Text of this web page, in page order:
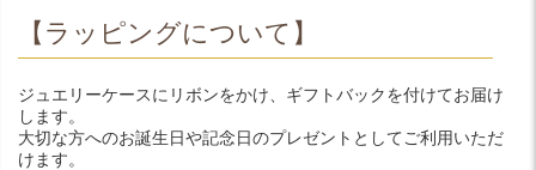
【ラッピングについて】
ジュエリーケースにリボンをかけ、ギフトバックを付けてお届け
します。
大切な方へのお誕生日や記念日のプレゼントとしてご利用いただ
けます。